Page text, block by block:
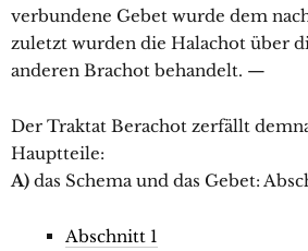
verbundene Gebet wurde dem
zuletzt wurden die Halachot über
anderen Brachot behandelt. —
Der Traktat Berachot zerfällt
Hauptteile:
A) das Schema und das Gebet:
Abschnitt 1